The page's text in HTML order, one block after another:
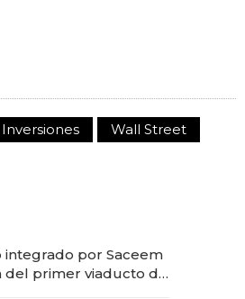
Inversiones Wall Street
integrado por Saceem
del primer viaducto de